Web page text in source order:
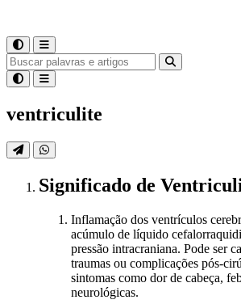
ventriculite
Significado de
Inflamação dos ventrículos
acúmulo de líquido
pressão intracraniana. Pode ser
traumas ou complicações pós-
sintomas como dor de cabeça,
neurológicas.